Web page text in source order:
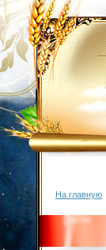
На главную